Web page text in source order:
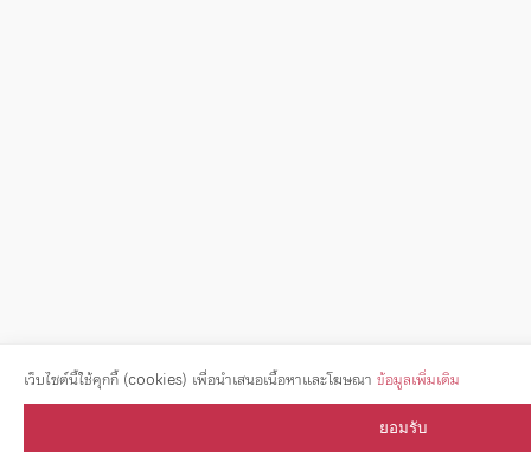
เว็บไซต์นี้ใช้คุกกี้ (cookies) เพื่อนำเสนอเนื้อหาและโฆษณา ข้อมูลเพิ่มเติม
ยอมรับ